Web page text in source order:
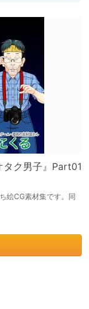
タク男子』Part01
絵CG素材集です。同